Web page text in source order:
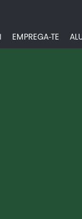
EMPREGA-TE